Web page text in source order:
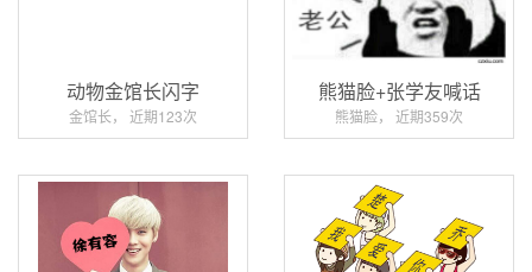
动物金馆长闪字
金馆长， 近期123次
熊猫脸+张学友喊话
熊猫脸， 近期359次